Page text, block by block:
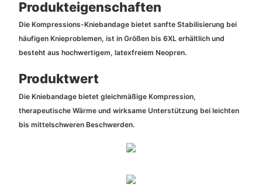
Produkteigenschaften
Die Kompressions-Kniebandage bietet sanfte Stabilisierung bei
häufigen Knieproblemen, ist in Größen bis 6XL erhältlich und
besteht aus hochwertigem, latexfreiem Neopren.
Produktwert
Die Kniebandage bietet gleichmäßige Kompression,
therapeutische Wärme und wirksame Unterstützung bei leichten
bis mittelschweren Beschwerden.